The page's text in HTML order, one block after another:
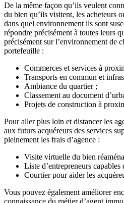
De la même façon qu’ils veulent
du bien qu’ils visitent, les acheteurs
dans quel environnement ils sont
répondre précisément à toutes leurs
précisément sur l’environnement de
portefeuille :
Commerces et services à
Transports en commun et
Ambiance du quartier ;
Classement au document
Projets de construction à
Pour aller plus loin et distancer les
aux futurs acquéreurs des services
pleinement les frais d’agence :
Visite virtuelle du bien
Liste d’entrepreneurs
Courtier pour aider les
Vous pouvez également améliorer
connaissance du métier d’agent